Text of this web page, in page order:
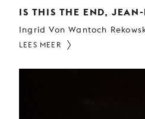
IS THIS THE END, JEAN-
Ingrid Von Wantoch
LEES MEER